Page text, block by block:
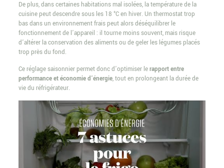
De plus, dans certaines habitations mal isolées, la température de la
cuisine peut descendre sous les 18 °C en hiver. Un thermostat trop
bas dans un environnement frais peut alors déséquilibrer le
fonctionnement de l’appareil : il tourne moins souvent, mais risque
d’altérer la conservation des aliments ou de geler les légumes placés
trop près du fond.
Ce réglage saisonnier permet donc d’optimiser lerapport entre
performance et économie d’énergie, tout en prolongeant la durée de
vie du réfrigérateur.